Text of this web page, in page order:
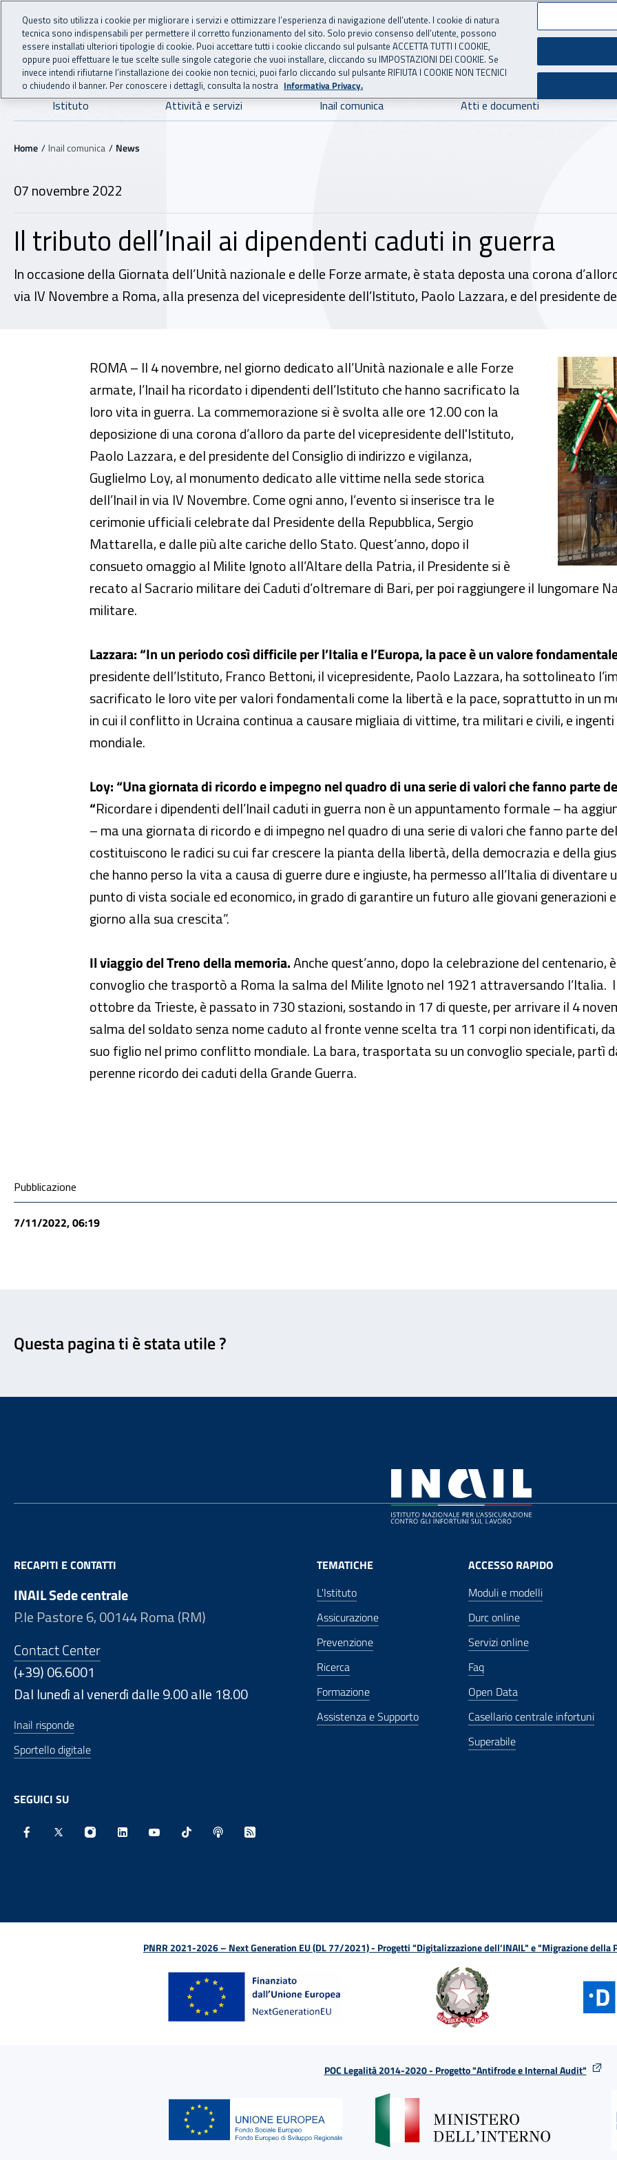
Vai al menu principale
Vai al contenuto principale
INAIL - Istituto Nazionale per l'Assicurazione
Navigazione principale
Istituto Attività e servizi Inail comunica Atti e documenti
Navigazione - Ti trovi in:
Home Inail comunica News
07 novembre 2022
Il tributo dell’Inail ai dipendenti caduti in guerra
In occasione della Giornata dell’Unità nazionale e delle Forze armate, è stata deposta una corona
via IV Novembre a Roma, alla presenza del vicepresidente dell’Istituto, Paolo Lazzara, e del presidente
Il tributo dell’Inail ai dipendenti caduti in guerra
ROMA – Il 4 novembre, nel giorno dedicato all’Unità nazionale e alle Forze
armate, l’Inail ha ricordato i dipendenti dell’Istituto che hanno sacrificato la
loro vita in guerra. La commemorazione si è svolta alle ore 12.00 con la
deposizione di una corona d’alloro da parte del vicepresidente dell'Istituto,
Paolo Lazzara, e del presidente del Consiglio di indirizzo e vigilanza,
Guglielmo Loy, al monumento dedicato alle vittime nella sede storica
dell’Inail in via IV Novembre. Come ogni anno, l’evento si inserisce tra le
cerimonie ufficiali celebrate dal Presidente della Repubblica, Sergio
Mattarella, e dalle più alte cariche dello Stato. Quest’anno, dopo il
consueto omaggio al Milite Ignoto all’Altare della Patria, il Presidente si è
recato al Sacrario militare dei Caduti d’oltremare di Bari, per poi raggiungere il lungomare
militare.
Lazzara: “In un periodo così difficile per l’Italia e l’Europa, la pace è un valore
presidente dell’Istituto, Franco Bettoni, il vicepresidente, Paolo Lazzara, ha sottolineato
sacrificato le loro vite per valori fondamentali come la libertà e la pace, soprattutto in un
in cui il conflitto in Ucraina continua a causare migliaia di vittime, tra militari e civili, e
mondiale.
Loy: “Una giornata di ricordo e impegno nel quadro di una serie di valori che fanno parte
“Ricordare i dipendenti dell’Inail caduti in guerra non è un appuntamento formale – ha
– ma una giornata di ricordo e di impegno nel quadro di una serie di valori che fanno parte
costituiscono le radici su cui far crescere la pianta della libertà, della democrazia e della
che hanno perso la vita a causa di guerre dure e ingiuste, ha permesso all’Italia di
punto di vista sociale ed economico, in grado di garantire un futuro alle giovani
giorno alla sua crescita”.
Il viaggio del Treno della memoria.Anche quest’anno, dopo la celebrazione del
convoglio che trasportò a Roma la salma del Milite Ignoto nel 1921 attraversando
ottobre da Trieste, è passato in 730 stazioni, sostando in 17 di queste, per arrivare il 4
salma del soldato senza nome caduto al fronte venne scelta tra 11 corpi non identificati,
suo figlio nel primo conflitto mondiale. La bara, trasportata su un convoglio speciale, partì
perenne ricordo dei caduti della Grande Guerra.
Condivisione social
Pubblicazione
7/11/2022, 06:19
Questa pagina ti è stata utile ?
RECAPITI E CONTATTI
INAIL Sede centrale
P.le Pastore 6, 00144 Roma (RM)
Contact Center
(+39) 06.6001
Dal lunedì al venerdì dalle 9.00 alle 18.00
Inail risponde
Sportello digitale
SEGUICI SU
TEMATICHE
L'Istituto
Assicurazione
Prevenzione
Ricerca
Formazione
Assistenza e Supporto
ACCESSO RAPIDO
Moduli e modelli
Durc online
Servizi online
Faq
Open Data
Casellario centrale infortuni
Superabile
PNRR 2021-2026 – Next Generation EU (DL 77/2021) - Progetti "Digitalizzazione dell’INAIL" e "Migrazione della
POC Legalità 2014-2020 - Progetto "Antifrode e Internal Audit"
Questo sito utilizza i cookie per migliorare i servizi e ottimizzare l’esperienza di navigazione dell’utente. I cookie di natura
tecnica sono indispensabili per permettere il corretto funzionamento del sito. Solo previo consenso dell’utente, possono
essere installati ulteriori tipologie di cookie. Puoi accettare tutti i cookie cliccando sul pulsante ACCETTA TUTTI I COOKIE,
oppure puoi effettuare le tue scelte sulle singole categorie che vuoi installare, cliccando su IMPOSTAZIONI DEI COOKIE. Se
invece intendi rifiutarne l’installazione dei cookie non tecnici, puoi farlo cliccando sul pulsante RIFIUTA I COOKIE NON TECNICI
o chiudendo il banner. Per conoscere i dettagli, consulta la nostra Informativa Privacy.